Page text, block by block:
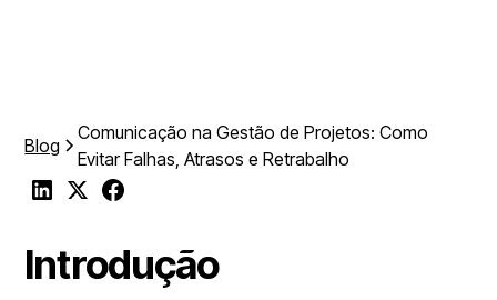
Blog
Comunicação na Gestão de Projetos: Como
Evitar Falhas, Atrasos e Retrabalho
Introdução